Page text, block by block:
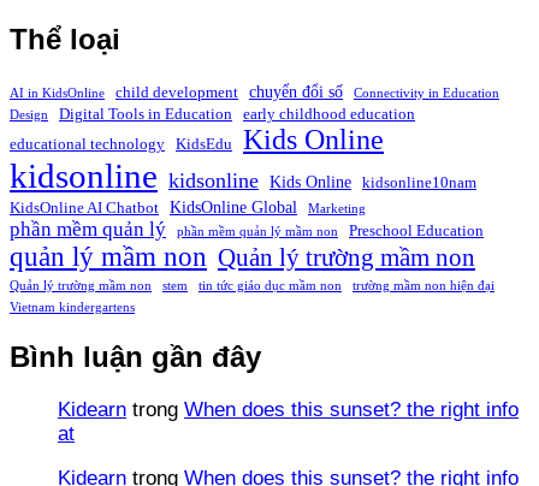
Thể loại
AI in KidsOnline child development chuyển đổi số
Connectivity in Education
Design
Digital Tools in Education
early childhood education
educational technology
KidsEdu Kids Online
kidsonline kidsonline Kids Online
kidsonline10nam
KidsOnline AI Chatbot
KidsOnline Global Marketing
phần mềm quản lý phần mềm quản lý mầm non Preschool Education
quản lý mầm non Quản lý trường mầm non
Quản lý trường mầm non stem tin tức giáo dục mầm non
trường mầm non hiện đại
Vietnam kindergartens
Bình luận gần đây
Kidearn trong When does this sunset? the right info
at
Kidearn trong When does this sunset? the right info